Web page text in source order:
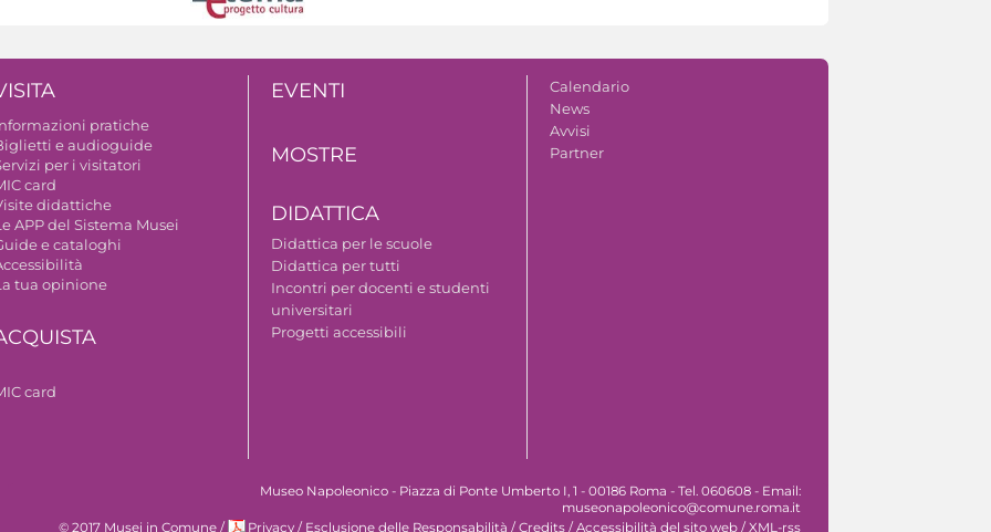
pratiche
e audioguide
per i visitatori
card
didattiche
APP del Sistema Musei
e cataloghi
tua opinione
card
EVENTI
MOSTRE
DIDATTICA
Didattica per le scuole
Didattica per tutti
Incontri per docenti e studenti
universitari
Progetti accessibili
Calendario
News
Avvisi
Partner
Museo Napoleonico - Piazza di Ponte Umberto I, 1 - 00186 Roma - Tel. 060608 - Email:
museonapoleonico@comune.roma.it
© 2017 Musei in Comune / Privacy / Esclusione delle Responsabilità / Credits / Accessibilità del sito web / XML-rss